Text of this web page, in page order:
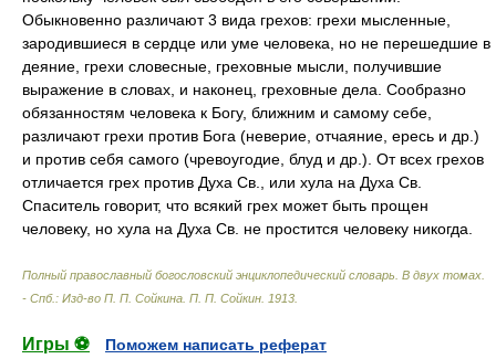
Обыкновенно различают 3 вида грехов: грехи мысленные,
зародившиеся в сердце или уме человека, но не перешедшие в
деяние, грехи словесные, греховные мысли, получившие
выражение в словах, и наконец, греховные дела. Сообразно
обязанностям человека к Богу, ближним и самому себе,
различают грехи против Бога (неверие, отчаяние, ересь и др.)
и против себя самого (чревоугодие, блуд и др.). От всех грехов
отличается грех против Духа Св., или хула на Духа Св.
Спаситель говорит, что всякий грех может быть прощен
человеку, но хула на Духа Св. не простится человеку никогда.
Полный православный богословский энциклопедический словарь. В двух томах.
- Спб.: Изд-во П. П. Сойкина П. П. Сойкин 1913
Игры ⚽
Поможем написать реферат